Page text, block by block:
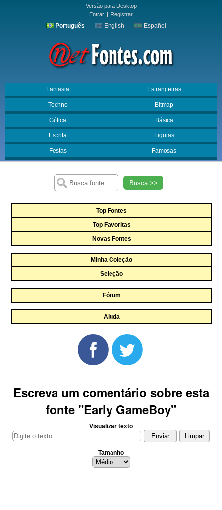
Versão para Desktop
Entrar | Registrar
Português English Español
Fantasia Estrangeiras
Techno Bitmap
Gótica Básica
Escrita Figuras
Festas Famosas
Busca >>
Top Fontes
Top Favoritas
Novas Fontes
Minha Coleção
Seleção
Fórum
Ajuda
Escreva um comentário sobre esta
fonte "Early GameBoy"
Visualizar texto
Tamanho